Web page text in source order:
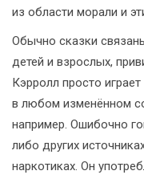
из области морали и
Обычно сказки
детей и взрослых,
Кэрролл просто
в любом изменённом
например. Ошибочно
либо других
наркотиках. Он